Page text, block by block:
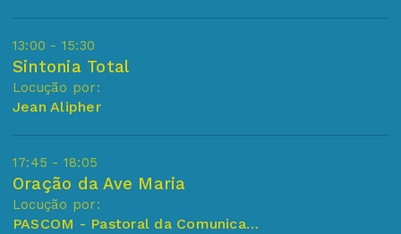
13:00 - 15:30
Sintonia Total
Locução por:
Jean Alipher
17:45 - 18:05
Oração da Ave Maria
Locução por:
PASCOM - Pastoral da Comunicação (Paroquia Sao Jose de Itajobi)